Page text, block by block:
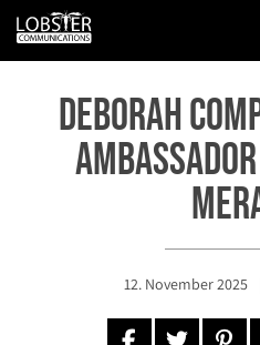
Deborah
12. November 2025